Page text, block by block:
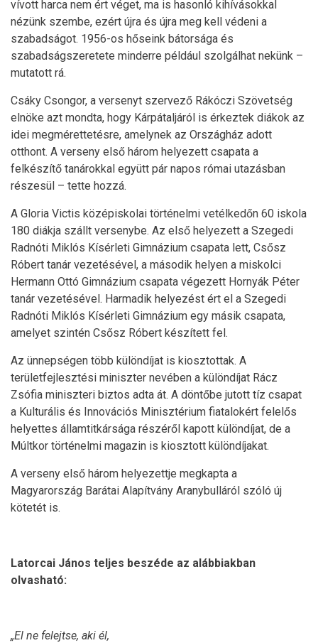
vívott harca nem ért véget, ma is hasonló kihívásokkal
nézünk szembe, ezért újra és újra meg kell védeni a
szabadságot. 1956-os hőseink bátorsága és
szabadságszeretete minderre például szolgálhat nekünk –
mutatott rá.
Csáky Csongor, a versenyt szervező Rákóczi Szövetség
elnöke azt mondta, hogy Kárpátaljáról is érkeztek diákok az
idei megmérettetésre, amelynek az Országház adott
otthont. A verseny első három helyezett csapata a
felkészítő tanárokkal együtt pár napos római utazásban
részesül – tette hozzá.
A Gloria Victis középiskolai történelmi vetélkedőn 60 iskola
180 diákja szállt versenybe. Az első helyezett a Szegedi
Radnóti Miklós Kísérleti Gimnázium csapata lett, Csősz
Róbert tanár vezetésével, a második helyen a miskolci
Hermann Ottó Gimnázium csapata végezett Hornyák Péter
tanár vezetésével. Harmadik helyezést ért el a Szegedi
Radnóti Miklós Kísérleti Gimnázium egy másik csapata,
amelyet szintén Csősz Róbert készített fel.
Az ünnepségen több különdíjat is kiosztottak. A
területfejlesztési miniszter nevében a különdíjat Rácz
Zsófia miniszteri biztos adta át. A döntőbe jutott tíz csapat
a Kulturális és Innovációs Minisztérium fiatalokért felelős
helyettes államtitkársága részéről kapott különdíjat, de a
Múltkor történelmi magazin is kiosztott különdíjakat.
A verseny első három helyezettje megkapta a
Magyarország Barátai Alapítvány Aranybulláról szóló új
kötetét is.
Latorcai János teljes beszéde az alábbiakban
olvasható:
„El ne felejtse, aki él,